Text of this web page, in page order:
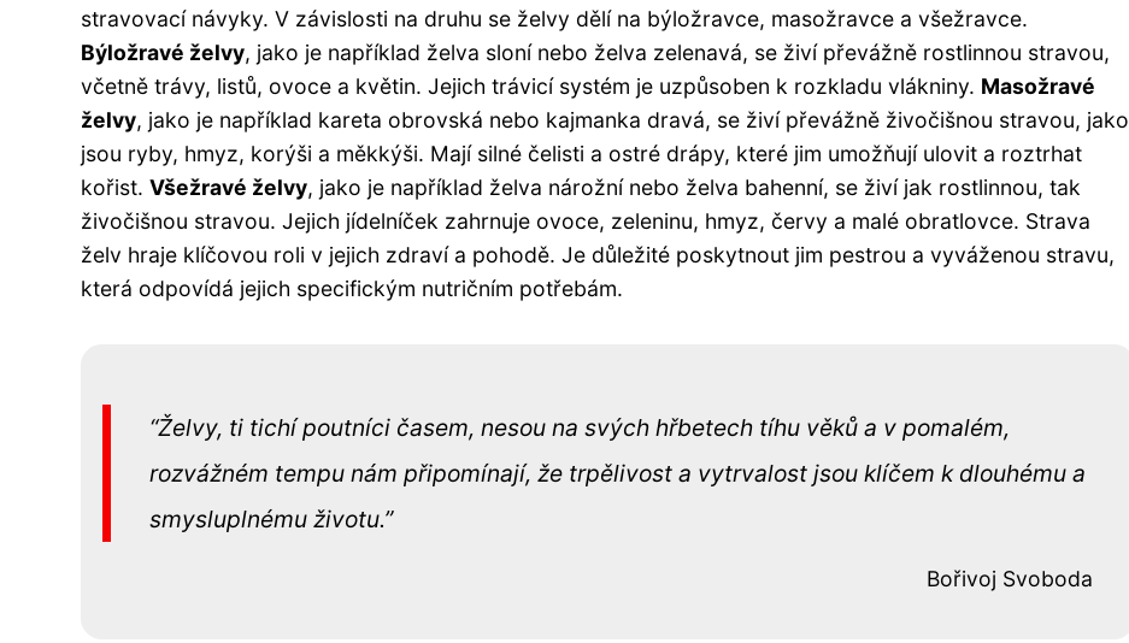
stravovací návyky. V závislosti na druhu se želvy dělí na býložravce, masožravce a všežravce.
Býložravé želvy, jako je například želva sloní nebo želva zelenavá, se živí převážně rostlinnou stravou,
včetně trávy, listů, ovoce a květin. Jejich trávicí systém je uzpůsoben k rozkladu vlákniny. Masožravé
želvy, jako je například kareta obrovská nebo kajmanka dravá, se živí převážně živočišnou stravou, jako
jsou ryby, hmyz, korýši a měkkýši. Mají silné čelisti a ostré drápy, které jim umožňují ulovit a roztrhat
kořist. Všežravé želvy, jako je například želva nárožní nebo želva bahenní, se živí jak rostlinnou, tak
živočišnou stravou. Jejich jídelníček zahrnuje ovoce, zeleninu, hmyz, červy a malé obratlovce. Strava
želv hraje klíčovou roli v jejich zdraví a pohodě. Je důležité poskytnout jim pestrou a vyváženou stravu,
která odpovídá jejich specifickým nutričním potřebám.
Želvy, ti tichí poutníci časem, nesou na svých hřbetech tíhu věků a v pomalém,
rozvážném tempu nám připomínají, že trpělivost a vytrvalost jsou klíčem k dlouhému a
smysluplnému životu.
Bořivoj Svoboda